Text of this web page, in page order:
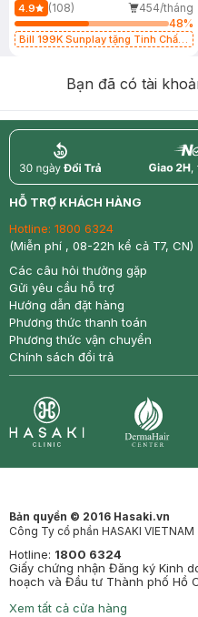
4.9 (108)
454/tháng
48%
Bill 199K Sunplay tặng Tinh Chất
Bạn đã có tài
return
HỖ TRỢ KHÁCH HÀNG
Hotline: 1800 6324
(Miễn phí , 08-22h kể cả T7, CN)
Các câu hỏi thường gặp
Gửi yêu cầu hỗ trợ
Hướng dẫn đặt hàng
Phương thức thanh toán
Phương thức vận chuyển
Chính sách đổi trả
Bản quyền © 2016 Hasaki.vn
Công Ty cổ phần HASAKI VIETNAM
Hotline: 1800 6324
Giấy chứng nhận Đăng ký Kinh
hoạch và Đầu tư Thành phố Hồ
Xem tất cả cửa hàng